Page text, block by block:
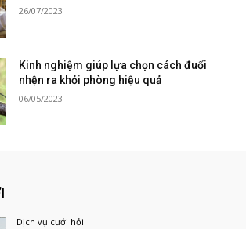
26/07/2023
Kinh nghiệm giúp lựa chọn cách đuổi
nhện ra khỏi phòng hiệu quả
06/05/2023
Dịch vụ cưới hỏi